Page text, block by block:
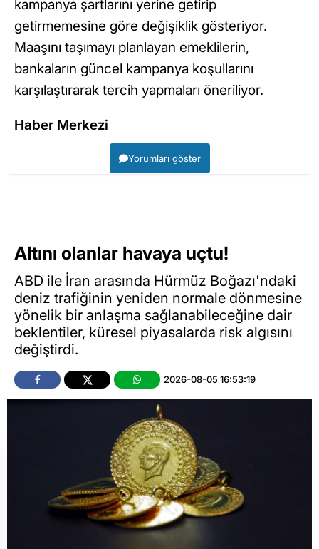
kampanya şartlarını yerine getirip
getirmemesine göre değişiklik gösteriyor.
Maaşını taşımayı planlayan emeklilerin,
bankaların güncel kampanya koşullarını
karşılaştırarak tercih yapmaları öneriliyor.
Haber Merkezi
Yorumları göster
Altını olanlar havaya uçtu!
ABD ile İran arasında Hürmüz Boğazı'ndaki
deniz trafiğinin yeniden normale dönmesine
yönelik bir anlaşma sağlanabileceğine dair
beklentiler, küresel piyasalarda risk algısını
değiştirdi.
2026-08-05 16:53:19